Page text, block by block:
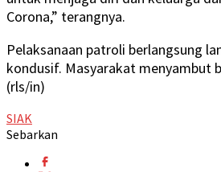
Corona,” terangnya.
Pelaksanaan patroli berlangsung
kondusif. Masyarakat menyambut
(rls/in)
SIAK
Sebarkan